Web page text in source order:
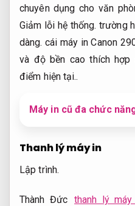
chuyên dụng cho văn
Giảm lỗi hệ thống. trường
dàng. cái máy in Canon
và độ bền cao thích
điểm hiện tại..
Máy in cũ đa chức
Thanh lý máy in
Lập trình.
Thành Đức thanh lý